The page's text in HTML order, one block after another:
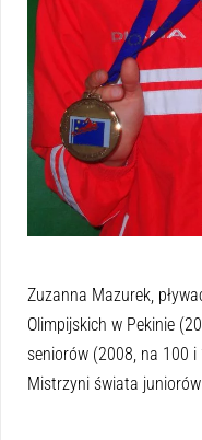
Zuzanna Mazurek,
Olimpijskich w Pekinie
seniorów (2008, na 100
Mistrzyni świata